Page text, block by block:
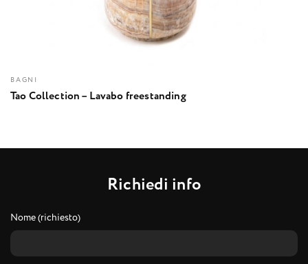
BAGNI
Tao Collection – Lavabo freestanding
Richiedi info
Nome (richiesto)